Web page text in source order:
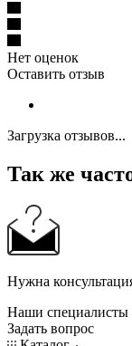
Нет оценок
Оставить отзыв
Загрузка отзывов...
Так же
Нужна
Наши специалисты
Задать вопрос